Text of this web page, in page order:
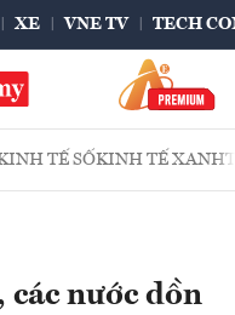
XE VNE TV TECH
TẾ SỐKINH TẾ XANH
nước dồn